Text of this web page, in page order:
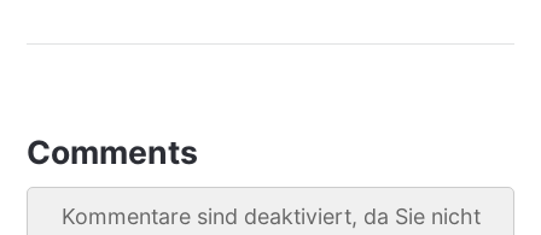
Comments
Kommentare sind deaktiviert, da Sie nicht